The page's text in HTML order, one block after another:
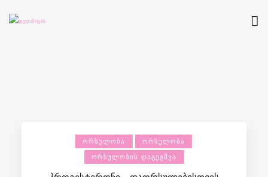
ᲝᲠᲡᲣᲚᲝᲑᲐ ᲝᲠᲡᲣᲚᲝᲑᲐ
ᲝᲠᲡᲣᲚᲝᲑᲘᲡ ᲓᲐᲒᲔᲒᲛᲕᲐ